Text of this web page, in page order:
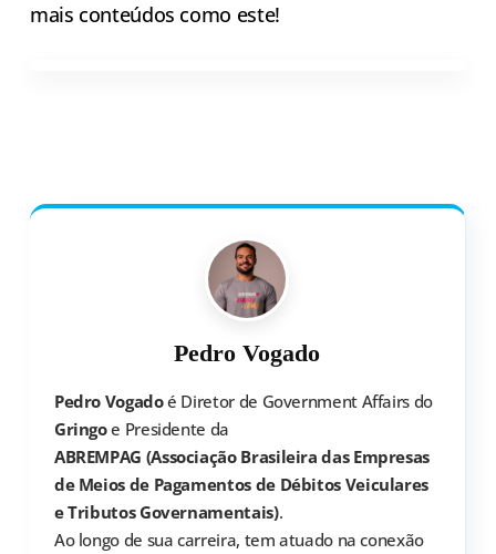
mais conteúdos como este!
Pedro Vogado
Pedro Vogadoé Diretor de Government Affairs do
Gringoe Presidente da
ABREMPAG (Associação Brasileira das Empresas
de Meios de Pagamentos de Débitos Veiculares
e Tributos Governamentais).
Ao longo de sua carreira, tem atuado na conexão